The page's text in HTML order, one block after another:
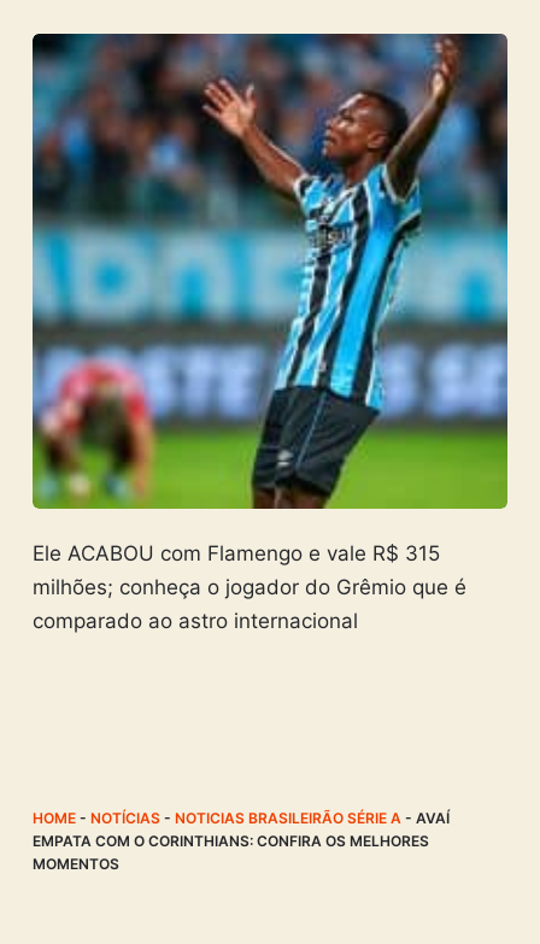
Ele ACABOU com Flamengo e vale R$ 315
milhões; conheça o jogador do Grêmio que é
comparado ao astro internacional
HOME- NOTÍCIAS- NOTICIAS BRASILEIRÃO SÉRIE A- AVAÍ
EMPATA COM O CORINTHIANS: CONFIRA OS MELHORES
MOMENTOS